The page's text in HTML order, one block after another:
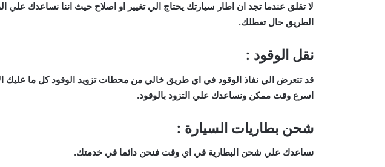
لا تقلق عندما تجد ان اطار سيارتك يحتاج الي تغيير او اصلاح حيث اننا نساعدك علي
الطريق حال تعطلك.
نقل الوقود :
قد تتعرض الي نفاذ الوقود في اي طريق خالي من محطات تزويد الوقود كل ما عليك
اسرع وقت ممكن ونساعدك علي التزود بالوقود.
شحن بطاريات السيارة :
نساعدك علي شحن البطارية في اي وقت فنحن دائما في خدمتك.